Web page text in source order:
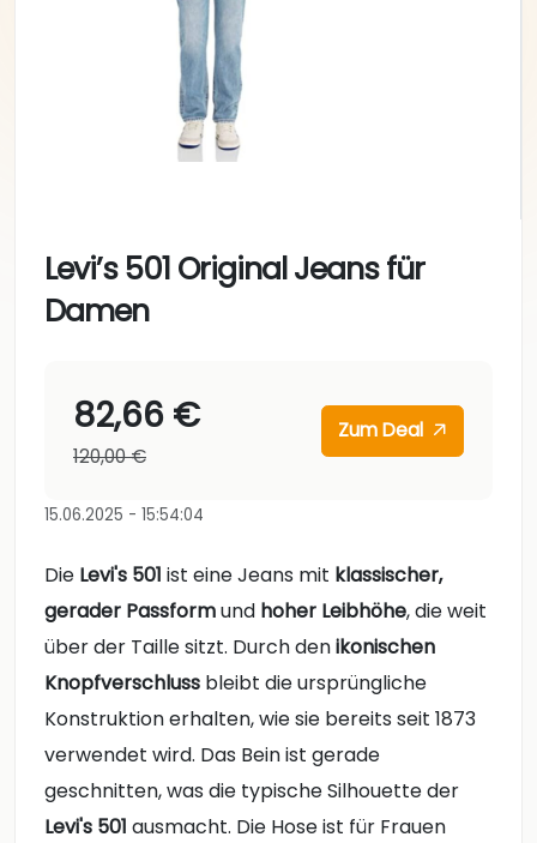
Levi’s 501 Original Jeans für
Damen
82,66 €
120,00 €
Zum Deal
15.06.2025 - 15:54:04
Die Levi's 501 ist eine Jeans mit klassischer,
gerader Passformund hoher Leibhöhe, die weit
über der Taille sitzt. Durch denikonischen
Knopfverschluss bleibt die ursprüngliche
Konstruktion erhalten, wie sie bereits seit 1873
verwendet wird. Das Bein ist gerade
geschnitten, was die typische Silhouette der
Levi's 501 ausmacht. Die Hose ist für Frauen